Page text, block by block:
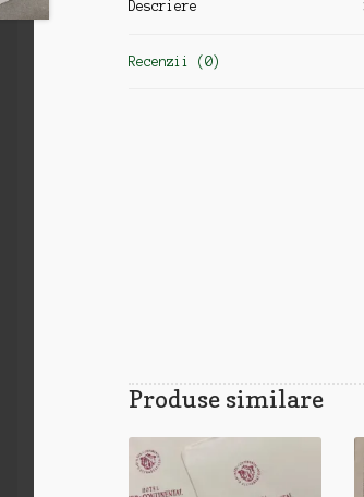
Descriere
Recenzii (0)
Produse similare